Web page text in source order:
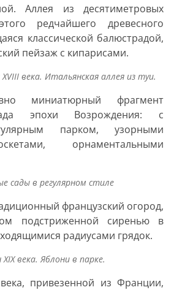
Аллея из десятиметровых
редчайшего древесного
классической балюстрадой,
пейзаж с кипарисами.
века. Итальянская аллея из туи.
миниатюрный фрагмент
эпохи Возрождения: с
парком, узорными
орнаментальными
сады в регулярном стиле
французский огород,
подстриженной сиренью в
радиусами грядок.
века. Яблони в парке.
привезенной из Франции,